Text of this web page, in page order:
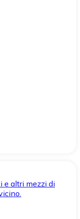
e altri mezzi di